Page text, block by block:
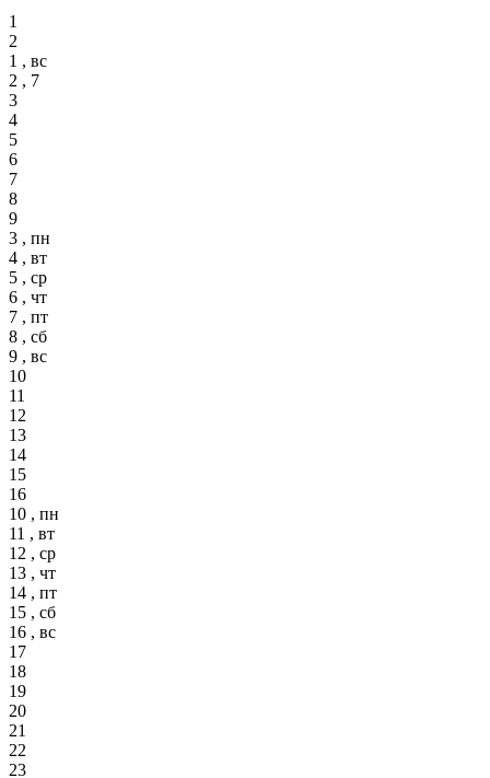
1
2
1 , вс
2 , 7
3
4
5
6
7
8
9
3 , пн
4 , вт
5 , ср
6 , чт
7 , пт
8 , сб
9 , вс
10
11
12
13
14
15
16
10 , пн
11 , вт
12 , ср
13 , чт
14 , пт
15 , сб
16 , вс
17
18
19
20
21
22
23